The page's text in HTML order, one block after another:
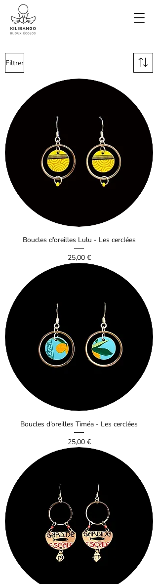
Filtrer
Boucles d’oreilles Lulu - Les cerclées
Prix
25,00 €
Boucles d’oreilles Timéa - Les cerclées
Prix
25,00 €